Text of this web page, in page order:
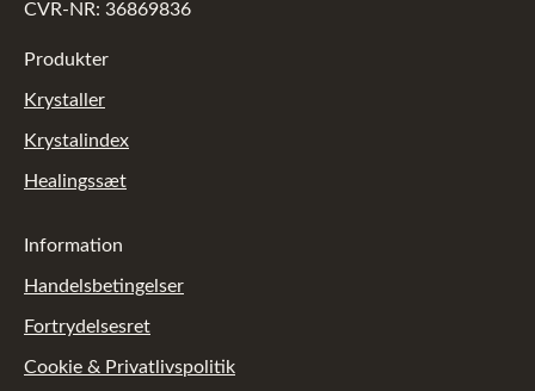
CVR-NR: 36869836
Produkter
Krystaller
Krystalindex
Healingssæt
Information
Handelsbetingelser
Fortrydelsesret
Cookie & Privatlivspolitik